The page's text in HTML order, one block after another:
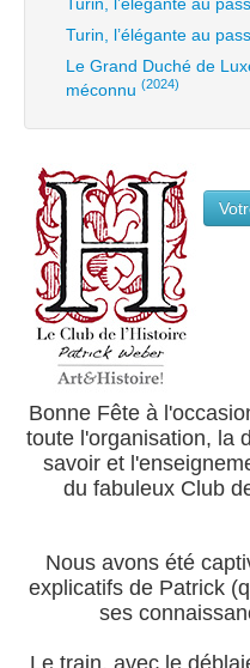
Turin, l’élégante au
Le Grand Duché de
méconnu (2024)
Bonne Fête à
toute l'organisation, la
savoir et
du fabuleux Club
Nous avons été
explicatifs de Patrick
ses
Le train, avec le